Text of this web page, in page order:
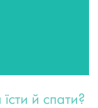
й спати?